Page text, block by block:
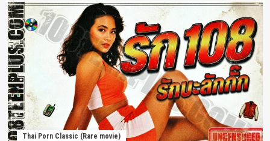
Thai Porn Classic (Rare movie)